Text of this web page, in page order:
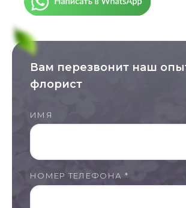
Вам перезвонит наш
флорист
ИМЯ
НОМЕР ТЕЛЕФОНА *